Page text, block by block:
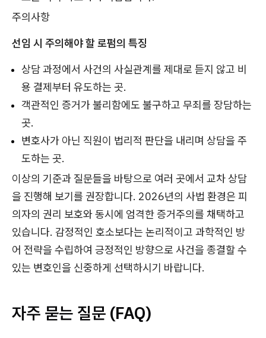
주의사항
선임 시 주의해야 할 로펌의 특징
상담 과정에서 사건의 사실관계를 제대로 듣지 않고 비
용 결제부터 유도하는 곳.
객관적인 증거가 불리함에도 불구하고 무죄를 장담하는
곳.
변호사가 아닌 직원이 법리적 판단을 내리며 상담을 주
도하는 곳.
이상의 기준과 질문들을 바탕으로 여러 곳에서 교차 상담
을 진행해 보기를 권장합니다. 2026년의 사법 환경은 피
의자의 권리 보호와 동시에 엄격한 증거주의를 채택하고
있습니다. 감정적인 호소보다는 논리적이고 과학적인 방
어 전략을 수립하여 긍정적인 방향으로 사건을 종결할 수
있는 변호인을 신중하게 선택하시기 바랍니다.
자주 묻는 질문 (FAQ)